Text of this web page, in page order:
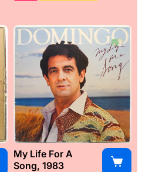
My Life For A
Song, 1983